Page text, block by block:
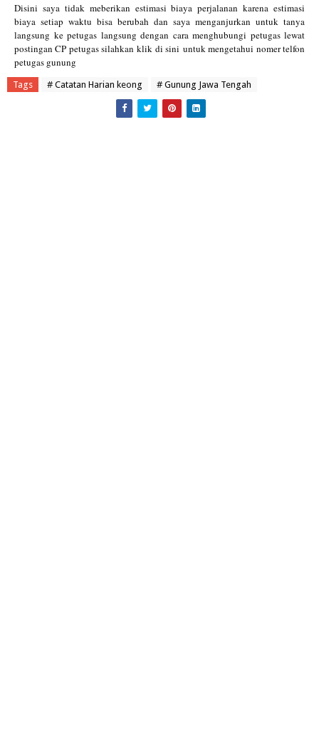
Disini saya tidak meberikan estimasi biaya perjalanan karena estimasi
biaya setiap waktu bisa berubah dan saya menganjurkan untuk tanya
langsung ke petugas langsung dengan cara menghubungi petugas lewat
postingan CP petugas silahkan klik di sini untuk mengetahui nomer telfon
petugas gunung
Tags # Catatan Harian keong # Gunung Jawa Tengah